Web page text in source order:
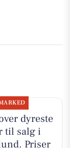
dyreste
til salg i
Priser